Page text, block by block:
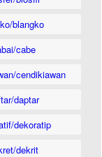
blangko
cabe
cendikiawan
daptar
dekoratip
dekrit